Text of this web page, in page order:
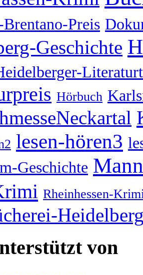
Brentano-Preis
Geschichte
Hörbuch
lesen-hören3
Geschichte
Rheinhessen-
von